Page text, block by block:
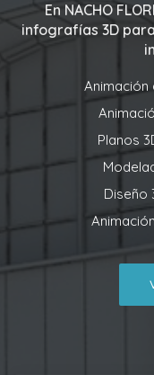
En NACHO
infografías 3D
Animación
Planos
Diseño